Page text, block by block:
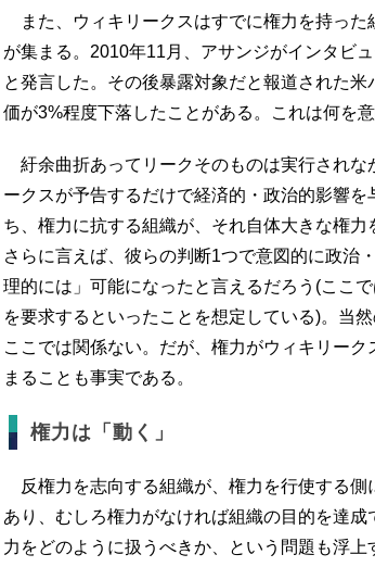
また、ウィキリークスはすでに権力を持った
が集まる。2010年11月、アサンジがインタビ
と発言した。その後暴露対象だと報道された
価が3%程度下落したことがある。これは何を意
紆余曲折あってリークそのものは実行されな
ークスが予告するだけで経済的・政治的影響
ち、権力に抗する組織が、それ自体大きな権力
さらに言えば、彼らの判断1つで意図的に政治
理的には」可能になったと言えるだろう(ここ
を要求するといったことを想定している)。当
ここでは関係ない。だが、権力がウィキリー
まることも事実である。
権力は「動く」
反権力を志向する組織が、権力を行使する側
あり、むしろ権力がなければ組織の目的を達
力をどのように扱うべきか、という問題も浮